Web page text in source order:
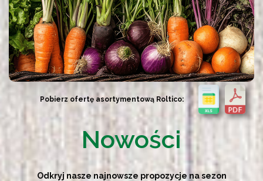
Pobierz ofertę asortymentową Roltico:
Nowości
Odkryj nasze najnowsze propozycje na sezon